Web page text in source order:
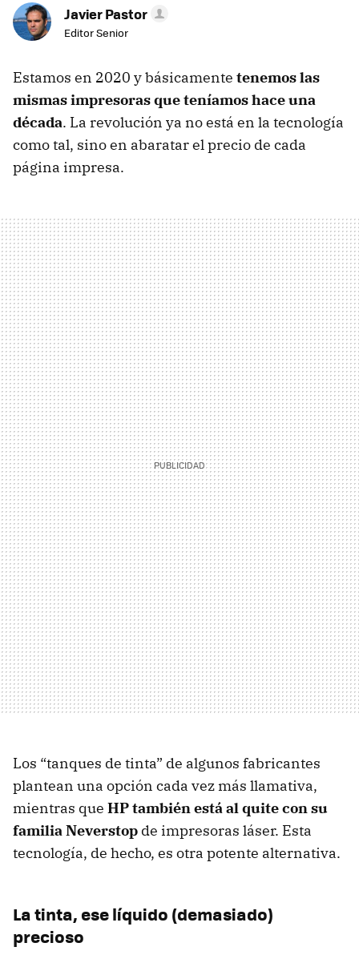
Javier Pastor
Editor Senior
Estamos en 2020 y básicamente tenemos las
mismas impresoras que teníamos hace una
década. La revolución ya no está en la tecnología
como tal, sino en abaratar el precio de cada
página impresa.
Los “tanques de tinta” de algunos fabricantes
plantean una opción cada vez más llamativa,
mientras que HP también está al quite con su
familia Neverstop de impresoras láser. Esta
tecnología, de hecho, es otra potente alternativa.
La tinta, ese líquido (demasiado)
precioso